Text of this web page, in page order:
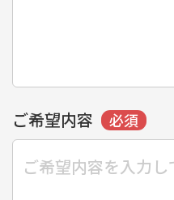
ご希望内容